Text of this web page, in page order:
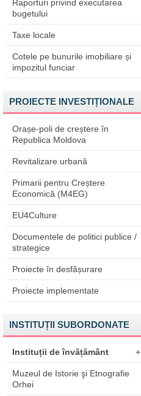
Raporturi privind executarea
bugetului
Taxe locale
Cotele pe bunurile imobiliare și
impozitul funciar
PROIECTE INVESTIȚIONALE
Orașe-poli de creștere în
Republica Moldova
Revitalizare urbană
Primarii pentru Creștere
Economică (M4EG)
EU4Culture
Documentele de politici publice /
strategice
Proiecte în desfășurare
Proiecte implementate
INSTITUȚII SUBORDONATE
Instituții de învățământ +
Muzeul de Istorie şi Etnografie
Orhei